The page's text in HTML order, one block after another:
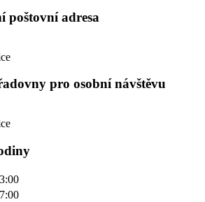
poštovní adresa
pro osobní návštěvu